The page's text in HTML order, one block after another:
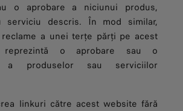
o aprobare a niciunui produs,
serviciu descris. În mod similar,
a unei terțe părți pe acest
o aprobare sau o
a produselor sau serviciilor
linkuri către acest website fără